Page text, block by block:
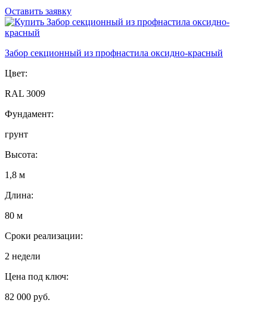
Оставить заявку
Забор секционный из профнастила оксидно-красный
Цвет:
RAL 3009
Фундамент:
грунт
Высота:
1,8 м
Длина:
80 м
Сроки реализации:
2 недели
Цена под ключ:
82 000 руб.